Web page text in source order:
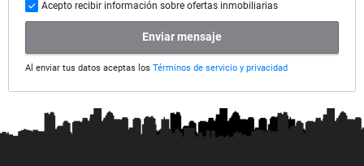
Acepto recibir información sobre ofertas inmobiliarias
Enviar mensaje
Al enviar tus datos aceptas los Términos de servicio y privacidad